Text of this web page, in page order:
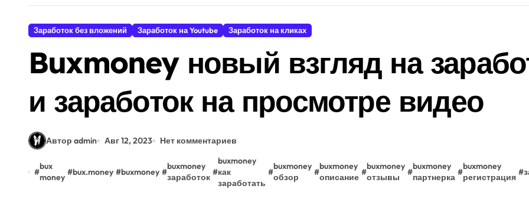
Заработок без вложений Заработок на Youtube Заработок на кликах
Buxmoney новый взгляд на
и заработок на просмотре видео
Автор admin Авг 12, 2023 Нет комментариев
#
bux
money
#bux.money #buxmoney #
buxmoney
заработок
#
buxmoney
как
заработать
#
buxmoney
обзор
#
buxmoney
описание
#
buxmoney
отзывы
#
buxmoney
партнерка
#
buxmoney
регистрация
#